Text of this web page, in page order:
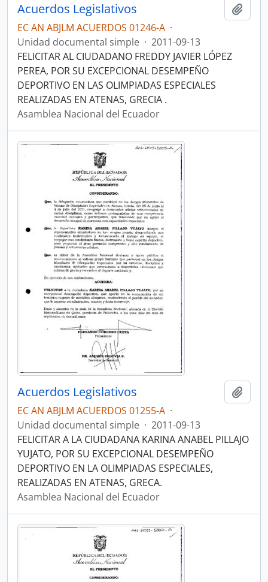
Acuerdos Legislativos
EC AN ABJLM ACUERDOS 01246-A ·
Unidad documental simple · 2011-09-13
FELICITAR AL CIUDADANO FREDDY JAVIER LÓPEZ
PEREA, POR SU EXCEPCIONAL DESEMPEÑO
DEPORTIVO EN LAS OLIMPIADAS ESPECIALES
REALIZADAS EN ATENAS, GRECIA .
Asamblea Nacional del Ecuador
Acuerdos Legislativos
EC AN ABJLM ACUERDOS 01255-A ·
Unidad documental simple · 2011-09-13
FELICITAR A LA CIUDADANA KARINA ANABEL PILLAJO
YUJATO, POR SU EXCEPCIONAL DESEMPEÑO
DEPORTIVO EN LA OLIMPIADAS ESPECIALES,
REALIZADAS EN ATENAS, GRECA.
Asamblea Nacional del Ecuador